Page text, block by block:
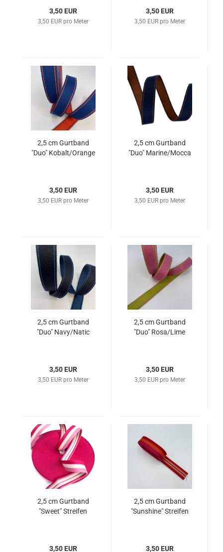
3,50 EUR
3,50 EUR pro Meter
3,50 EUR
3,50 EUR pro Meter
2,5 cm Gurtband
"Duo" Kobalt/Orange
3,50 EUR
3,50 EUR pro Meter
2,5 cm Gurtband
"Duo" Marine/Mocca
3,50 EUR
3,50 EUR pro Meter
2,5 cm Gurtband
"Duo" Navy/Natic
3,50 EUR
3,50 EUR pro Meter
2,5 cm Gurtband
"Duo" Rosa/Lime
3,50 EUR
3,50 EUR pro Meter
2,5 cm Gurtband
"Sweet" Streifen
3,50 EUR
2,5 cm Gurtband
"Sunshine" Streifen
3,50 EUR